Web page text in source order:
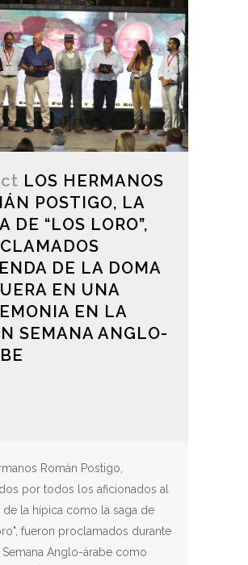
LOS HERMANOS
POSTIGO, LA
DE “LOS LORO”,
DE LA DOMA
EN UNA
EN LA
SEMANA ANGLO-
Román Postigo,
por todos los aficionados al
la hípica como la saga de
fueron proclamados durante
Semana Anglo-árabe como